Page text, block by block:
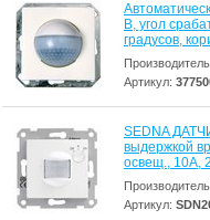
В, угол
градусов,
Артикул:
SEDNA
выдержкой
освещ., 10А,
Артикул: